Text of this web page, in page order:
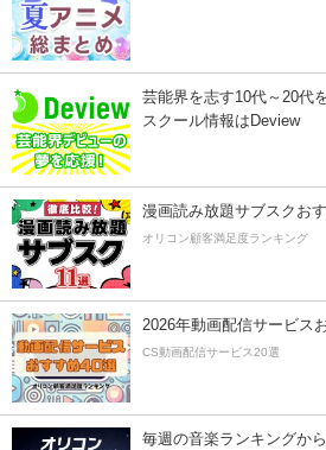
芸能界を志す10代～20代
スクール情報はDeview
漫画読み放題サブスクお
オリコン顧客満足度ランキング
2026年動画配信サービス
CS動画配信サービス20選
毎週の音楽ランキングか